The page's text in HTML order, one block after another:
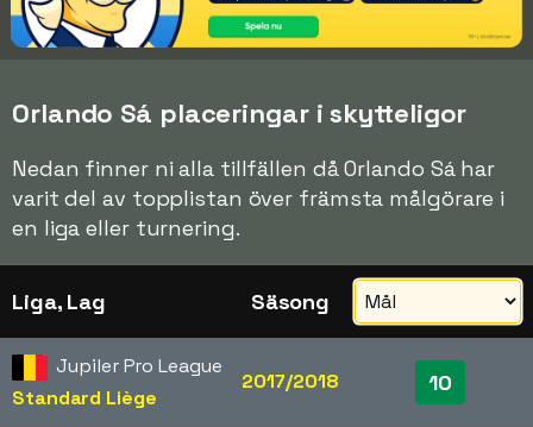
Orlando Sá placeringar i skytteligor
Nedan finner ni alla tillfällen då Orlando Sá har
varit del av topplistan över främsta målgörare i
en liga eller turnering.
Liga, Lag Säsong
Jupiler Pro League
Standard Liège
2017/2018 10